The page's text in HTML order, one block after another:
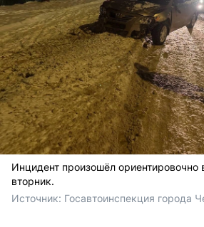
Инцидент произошёл ориентировочно
вторник.
Источник: Госавтоинспекция города